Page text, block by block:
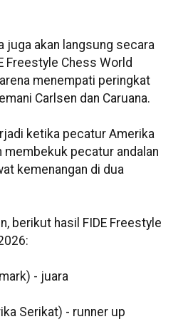
juga akan langsung secara
Freestyle Chess World
menempati peringkat
Carlsen dan Caruana.
ketika pecatur Amerika
membekuk pecatur andalan
kemenangan di dua
berikut hasil FIDE Freestyle
- juara
Serikat) - runner up